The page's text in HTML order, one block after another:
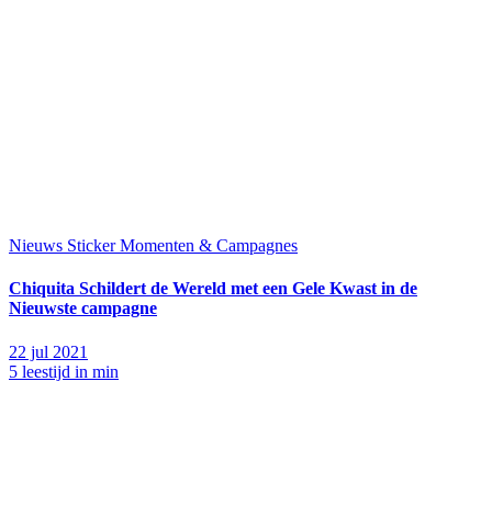
Nieuws Sticker Momenten & Campagnes
Chiquita Schildert de Wereld met een Gele Kwast in de
Nieuwste campagne
22 jul 2021
5 leestijd in min